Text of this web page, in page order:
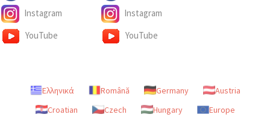
Instagram
YouTube
Instagram
YouTube
Ελληνικά Română Germany
Austria
Croatian
Czech Hungary Europe